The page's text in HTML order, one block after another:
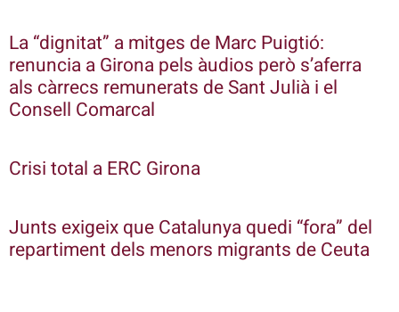
La “dignitat” a mitges de Marc Puigtió:
renuncia a Girona pels àudios però s’aferra
als càrrecs remunerats de Sant Julià i el
Consell Comarcal
Crisi total a ERC Girona
Junts exigeix que Catalunya quedi “fora” del
repartiment dels menors migrants de Ceuta